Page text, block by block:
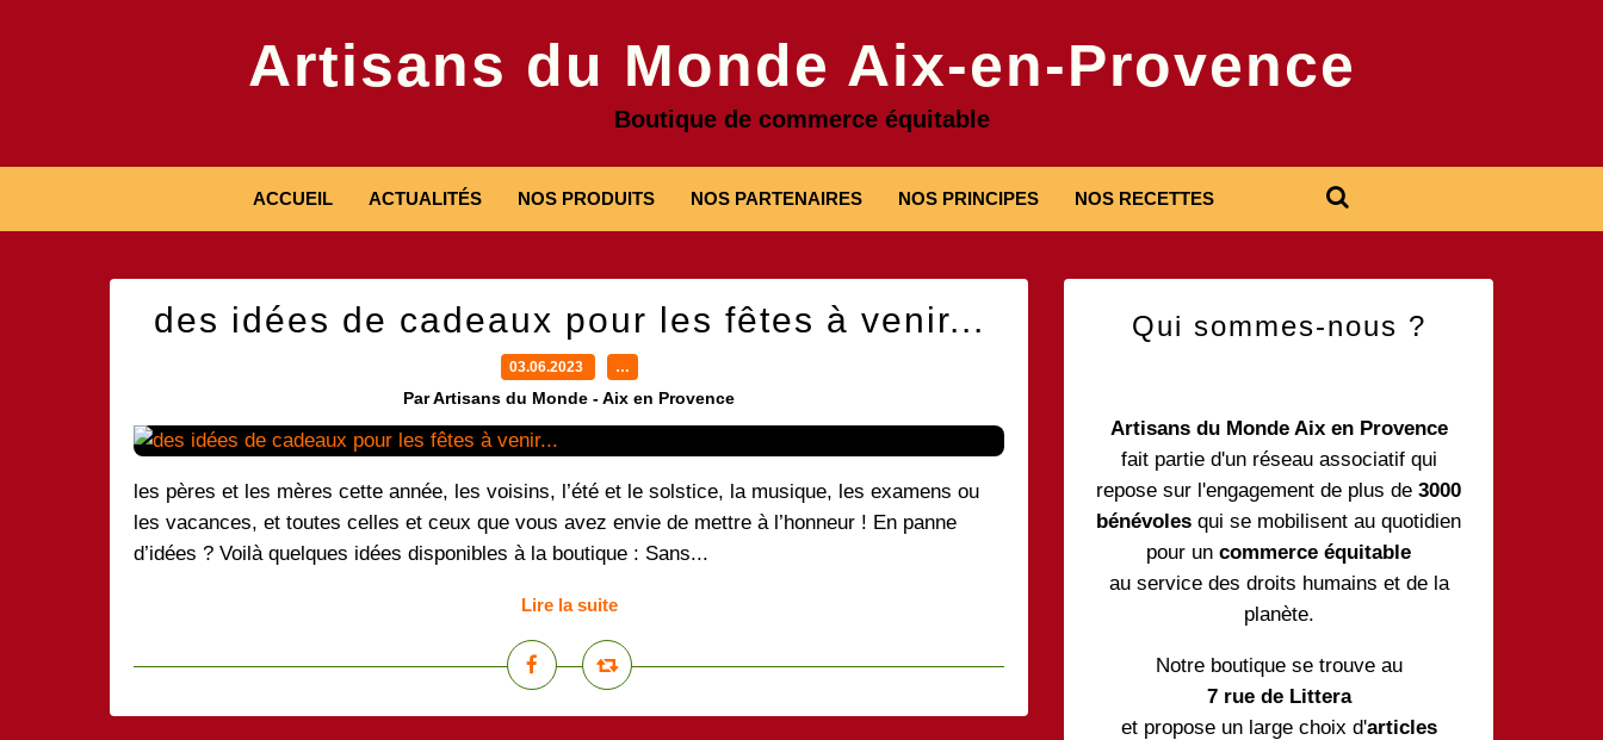
Artisans du Monde Aix-en-Provence
Boutique de commerce équitable
ACCUEIL ACTUALITÉS NOS PRODUITS NOS PARTENAIRES NOS PRINCIPES NOS RECETTES
des idées de cadeaux pour les fêtes à venir...
03.06.2023 …
Par Artisans du Monde - Aix en Provence
les pères et les mères cette année, les voisins, l’été et le solstice, la musique, les examens ou
les vacances, et toutes celles et ceux que vous avez envie de mettre à l’honneur ! En panne
d’idées ? Voilà quelques idées disponibles à la boutique : Sans...
Lire la suite
Qui sommes-nous ?
Artisans du Monde Aix en Provence
fait partie d'un réseau associatif qui
repose sur l'engagement de plus de 3000
bénévoles qui se mobilisent au quotidien
pour un commerce équitable
au service des droits humains et de la
planète.
Notre boutique se trouve au
7 rue de Littera
et propose un large choix d'articles